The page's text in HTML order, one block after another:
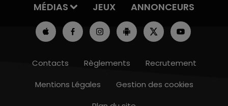
MÉDIAS
JEUX ANNONCEURS
Contacts Règlements
Recrutement
Mentions Légales
Gestion des cookies